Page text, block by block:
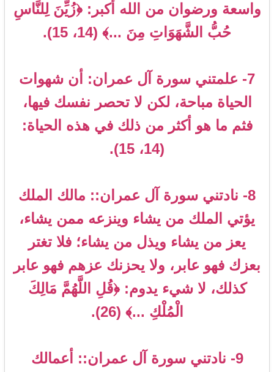
واسعة ورضوان من الله أكبر: ﴿زُيِّنَ لِلنَّاسِ
حُبُّ الشَّهَوَاتِ مِنَ ...﴾ (14، 15).
7- علمتني سورة آل عمران: أن شهوات
الحياة مباحة، لكن لا تحصر نفسك فيها،
فثم ما هو أكثر من ذلك في هذه الحياة:
(14، 15).
8- نادتني سورة آل عمران:: مالك الملك
يؤتي الملك من يشاء وينزعه ممن يشاء،
يعز من يشاء ويذل من يشاء؛ فلا تغتر
بعزك فهو عابر، ولا يحزنك عزهم فهو عابر
كذلك، لا شيء يدوم: ﴿قُلِ اللَّهُمَّ مَالِكَ
الْمُلْكِ ...﴾ (26).
9- نادتني سورة آل عمران:: أعمالك